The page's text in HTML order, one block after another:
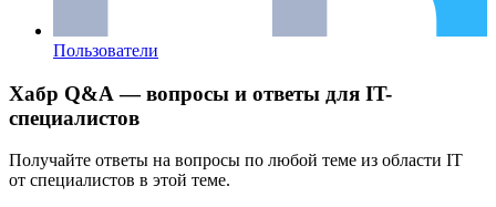
Пользователи
Хабр Q&A — вопросы и ответы для IT-
специалистов
Получайте ответы на вопросы по любой теме из области IT
от специалистов в этой теме.